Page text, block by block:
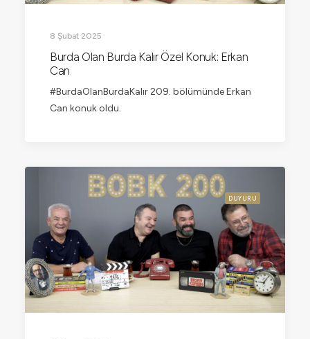
8 Şubat 2025
Burda Olan Burda Kalır Özel Konuk: Erkan
Can
#BurdaOlanBurdaKalır 209. bölümünde Erkan
Can konuk oldu.
DUYURU